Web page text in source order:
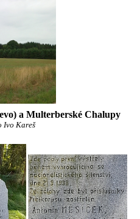
a Multerberské Chalupy
Ivo Kareš